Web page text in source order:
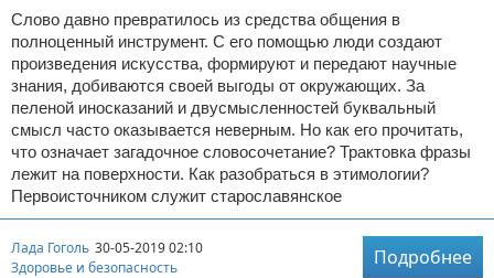
Слово давно превратилось из средства общения в
полноценный инструмент. С его помощью люди создают
произведения искусства, формируют и передают научные
знания, добиваются своей выгоды от окружающих. За
пеленой иносказаний и двусмысленностей буквальный
смысл часто оказывается неверным. Но как его прочитать,
что означает загадочное словосочетание? Трактовка фразы
лежит на поверхности. Как разобраться в этимологии?
Первоисточником служит старославянское
Лада Гоголь 30-05-2019 02:10
Здоровье и безопасность
Подробнее